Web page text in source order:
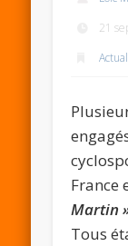
21
France
Martin
Tous